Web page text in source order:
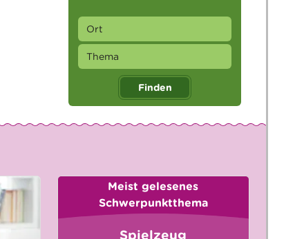
Finden
Meist gelesenes
Schwerpunktthema
Spielzeug